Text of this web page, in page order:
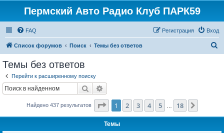
Пермский Авто Радио Клуб ПАРК59
FAQ Вход
Регистрация
Список форумов Поиск Темы без ответов
Темы без ответов
Перейти к расширенному поиску
Поиск
Найдено 437 результатов Страница из 18
1 2 3 4 5 18
Темы